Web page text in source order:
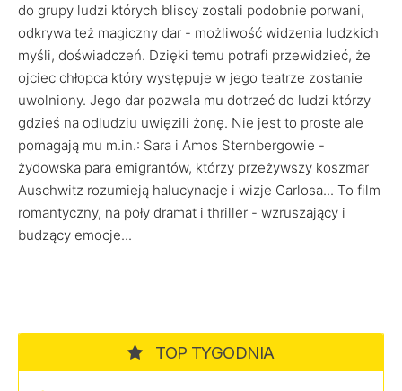
do grupy ludzi których bliscy zostali podobnie porwani,
odkrywa też magiczny dar - możliwość widzenia ludzkich
myśli, doświadczeń. Dzięki temu potrafi przewidzieć, że
ojciec chłopca który występuje w jego teatrze zostanie
uwolniony. Jego dar pozwala mu dotrzeć do ludzi którzy
gdzieś na odludziu uwięzili żonę. Nie jest to proste ale
pomagają mu m.in.: Sara i Amos Sternbergowie -
żydowska para emigrantów, którzy przeżywszy koszmar
Auschwitz rozumieją halucynacje i wizje Carlosa... To film
romantyczny, na poły dramat i thriller - wzruszający i
budzący emocje...
TOP TYGODNIA